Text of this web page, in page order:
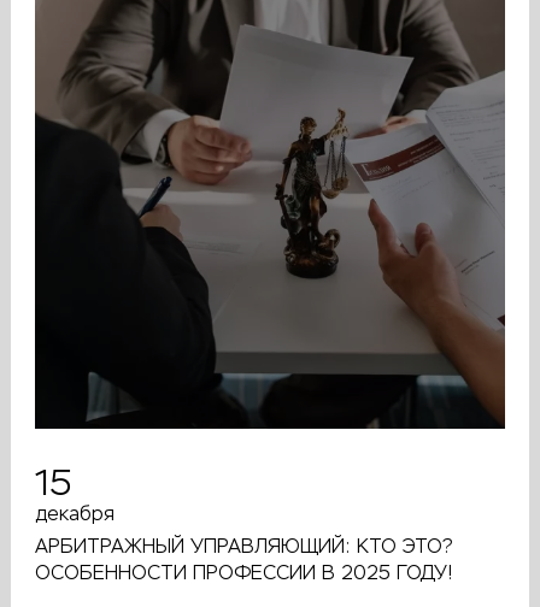
15
декабря
АРБИТРАЖНЫЙ УПРАВЛЯЮЩИЙ: КТО ЭТО?
ОСОБЕННОСТИ ПРОФЕССИИ В 2025 ГОДУ!